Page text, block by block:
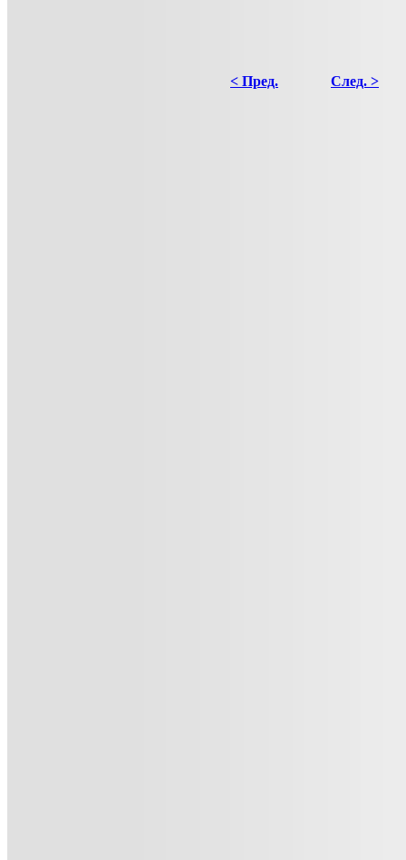
< Пред. След. >